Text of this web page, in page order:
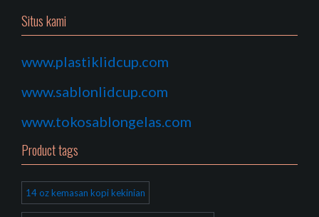
Situs kami
www.plastiklidcup.com
www.sablonlidcup.com
www.tokosablongelas.com
Product tags
14 oz kemasan kopi kekinian